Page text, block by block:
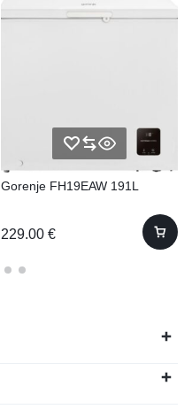
Gorenje FH19EAW 191L
229.00 €